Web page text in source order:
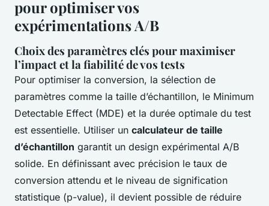
pour optimiser vos
expérimentations A/B
Choix des paramètres clés pour maximiser
l’impact et la fiabilité de vos tests
Pour optimiser la conversion, la sélection de
paramètres comme la taille d’échantillon, le Minimum
Detectable Effect (MDE) et la durée optimale du test
est essentielle. Utiliser un calculateur de taille
d’échantillon garantit un design expérimental A/B
solide. En définissant avec précision le taux de
conversion attendu et le niveau de signification
statistique (p-value), il devient possible de réduire